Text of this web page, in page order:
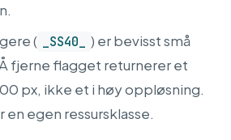
(
_SS40_
) er bevisst små
fjerne flagget returnerer et
px, ikke et i høy oppløsning.
en egen ressursklasse.